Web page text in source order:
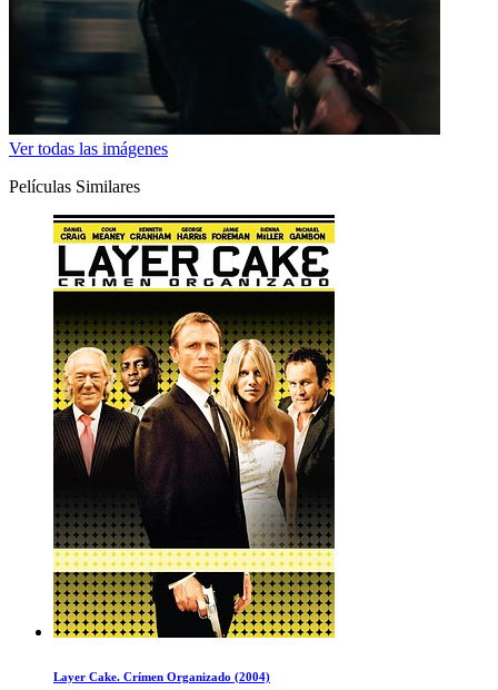
Ver todas las imágenes
Películas Similares
Layer Cake. Crímen Organizado (2004)